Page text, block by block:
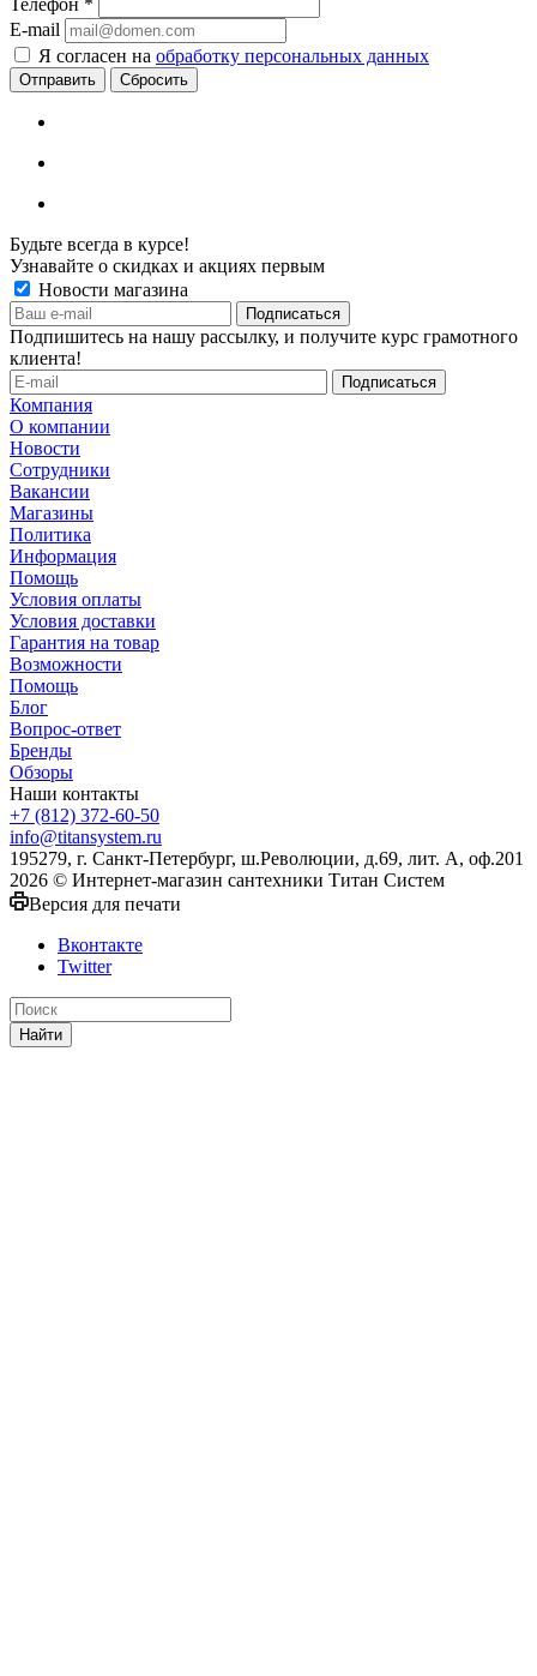
E-mail
Я согласен на обработку персональных данных
Сбросить
Будьте всегда в курсе!
Узнавайте о скидках и акциях первым
Новости магазина
Подпишитесь на нашу рассылку, и получите курс грамотного
клиента!
Компания
О компании
Новости
Сотрудники
Вакансии
Магазины
Политика
Информация
Помощь
Условия оплаты
Условия доставки
Гарантия на товар
Возможности
Помощь
Блог
Вопрос-ответ
Бренды
Обзоры
Наши контакты
+7 (812) 372-60-50
info@titansystem.ru
195279, г. Санкт-Петербург, ш.Революции, д.69, лит. А, оф.201
2026 © Интернет-магазин сантехники Титан Систем
Версия для печати
Вконтакте
Twitter
Найти